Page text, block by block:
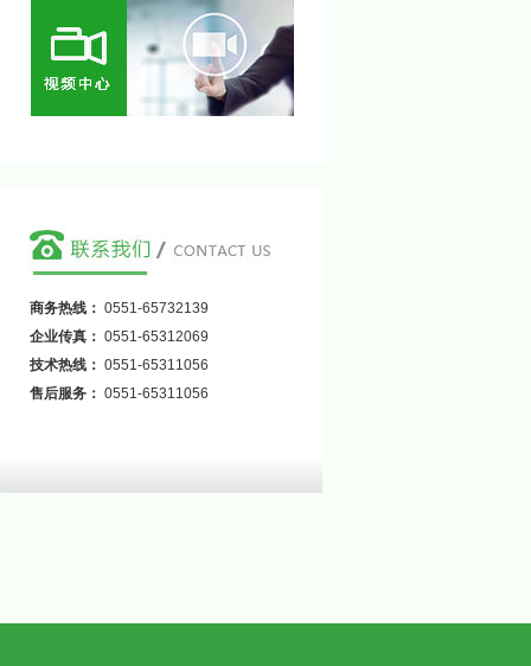
商务热线： 0551-65732139
企业传真： 0551-65312069
技术热线： 0551-65311056
售后服务： 0551-65311056